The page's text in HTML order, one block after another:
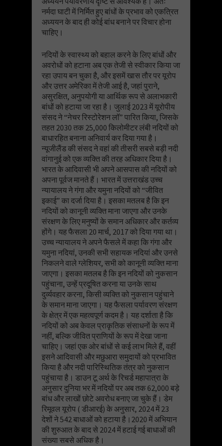
नर्मदा घाटी में निर्मित हुए बांधों के प्रभाव को एकत्रित
अध्ययन के बाद ही कोई बांध बनाने पर विचार होना
चाहिए।
नदियों के स्वास्थ्य को बहाल करने के लिए बांधों और
अवरोधों को हटाना अब एक तेजी से स्वीकार किया जा
रहा उपाय बन चुका है, और इसमें खास तौर पर यूरोप
और उत्तर अमेरिका में तेजी आई है, जहां पुराने,
असुरक्षित, अनुपयोगी या आर्थिक रूप से अलाभकारी
बांधों को हटाया जा रहा है। जुलाई 2023 में यूरोपीय
संसद ने “नेचर रिस्टोरेशन लॉ” पारित किया, जिसके
तहत 2030 तक 25,000 किलोमीटर लंबी नदियों को
बाधारहित बनाना अनिवार्य कर दिया गया है।
न्यूजीलैंड की संसद ने वहां की तीसरी सबसे बड़ी नदी
वांगानुई को एक व्यक्ति की तरह अधिकार दिया है।
भारत के आदिवासी भी अपने आसपास की नदियों को
अपना पूर्वज मानते हैं। भारत में उत्तराखंड उच्च
न्यायालय ने गंगा और यमुना नदियों को “जीवित
इकाई” का दर्जा दिया है। इसका मतलब है कि इन
नदियों को कानूनी व्यक्ति माना जाएगा और उनके
संरक्षण के लिए मनुष्यों के समान अधिकार और कर्तव्य
होंगे। यह फैसला 20 मार्च, 2017 को दिया गया था।
उच्च न्यायालय ने अपने फैसले में कहा कि गंगा और
यमुना नदियां, उनकी सभी सहायक नदियां और उनसे
निकलने वाले ग्लेशियर, सभी को कानूनी व्यक्ति माना
जाएगा। इसका मतलब है कि इन नदियों को नुकसान
पहुंचाना, उन्हें प्रदूषित करना या उनके साथ
दुर्व्यवहार करना, किसी व्यक्ति को नुकसान पहुंचाने
के समान माना जाएगा। यह फैसला पर्यावरण संरक्षण
के क्षेत्र में एक महत्वपूर्ण कदम है। यह दर्शाता है कि
नदियों को अब केवल प्राकृतिक संसाधनों के रूप में
नहीं, बल्कि जीवित प्राणियों के रूप में देखा जाना
चाहिए। जहां एक ओर बांधों से कई लाभ मिले हैं, वहीं
इसने आदिवासी और मछुआरा समुदायों को प्रभावित
किया है और नदी पारिस्थितिक तंत्र को नुकसान
पहुंचाया है। डाउन टू अर्थ के रिचर्ड महापात्रा के
अनुसार दुनिया भर में नदियों पर अब तक 62,000 बड़े
बांध और लाखों छोटे अवरोध बनाए जा चुके हैं। डेम
रिमूवल यूरोप ( डीआरई) के अनुसार, 2024 में 23
देशों ने 542 बाधाओं को हटाया है।2020 में अभियान
की शुरुआत के बाद से 2024 में हटाई गई बाधाओं की
संख्या सबसे अधिक है।